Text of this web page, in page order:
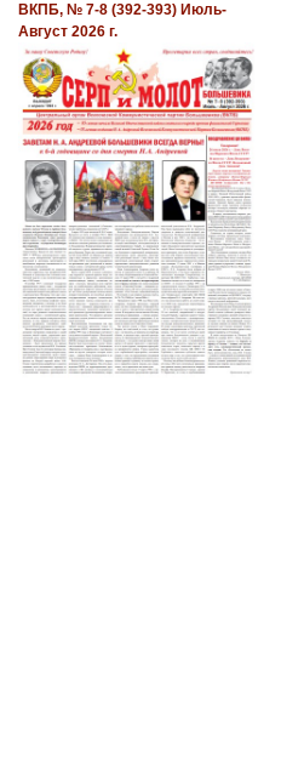
ВКПБ, № 7-8 (392-393) Июль-
Август 2026 г.